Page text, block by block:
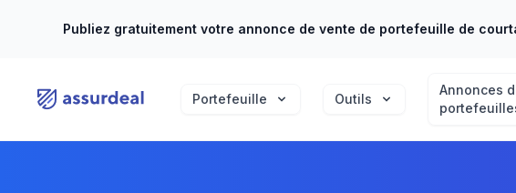
Publiez gratuitement votre annonce de vente de portefeuille de
assurdeal Portefeuille Outils
Annonces